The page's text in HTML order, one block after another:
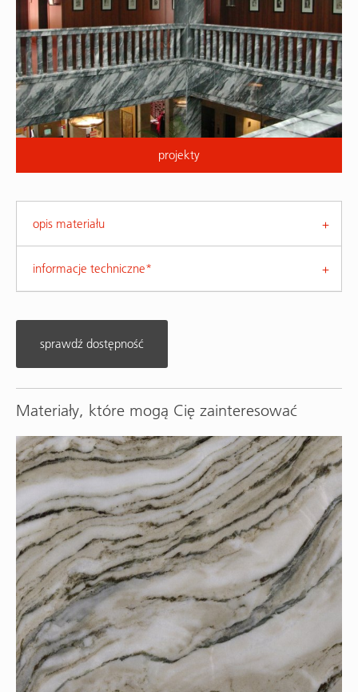
projekty
opis materiału
informacje techniczne*
sprawdź dostępność
Materiały, które mogą Cię zainteresować